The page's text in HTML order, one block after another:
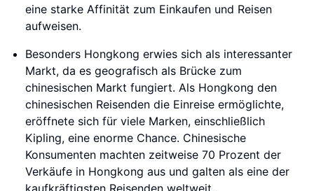
eine starke Affinität zum Einkaufen und Reisen
aufweisen.
Besonders Hongkong erwies sich als interessanter
Markt, da es geografisch als Brücke zum
chinesischen Markt fungiert. Als Hongkong den
chinesischen Reisenden die Einreise ermöglichte,
eröffnete sich für viele Marken, einschließlich
Kipling, eine enorme Chance. Chinesische
Konsumenten machten zeitweise 70 Prozent der
Verkäufe in Hongkong aus und galten als eine der
kaufkräftigsten Reisenden weltweit.